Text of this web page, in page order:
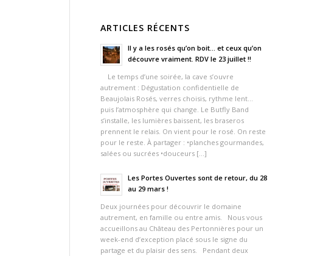
ARTICLES RÉCENTS
Il y a les rosés qu’on boit… et ceux qu’on
découvre vraiment. RDV le 23 juillet !!
Le temps d’une soirée, la cave s’ouvre
autrement : Dégustation confidentielle de
Beaujolais Rosés, verres choisis, rythme lent…
puis l’atmosphère qui change. Le Butfly Band
s’installe, les lumières baissent, les braseros
prennent le relais. On vient pour le rosé. On reste
pour le reste. À partager : •planches gourmandes,
salées ou sucrées •douceurs […]
Les Portes Ouvertes sont de retour, du 28
au 29 mars !
Deux journées pour découvrir le domaine
autrement, en famille ou entre amis. Nous vous
accueillons au Château des Pertonnières pour un
week-end d’exception placé sous le signe du
partage et du plaisir des sens. Pendant deux